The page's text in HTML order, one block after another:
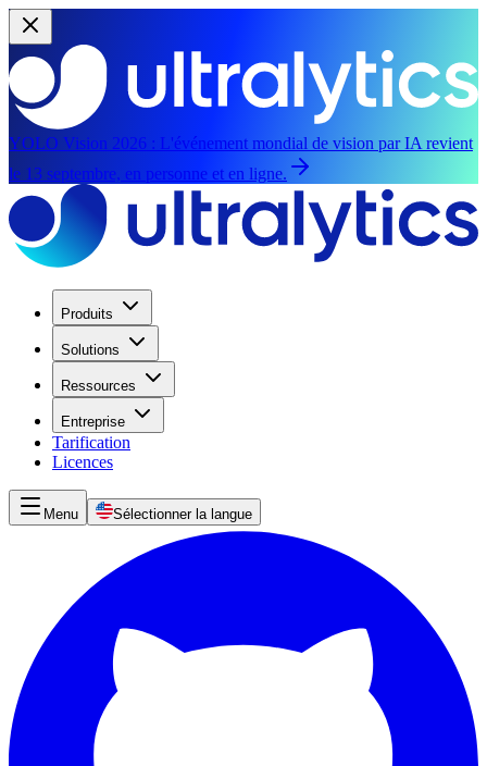
YOLO Vision 2026 : L'événement mondial de vision par IA revient
le 13 septembre, en personne et en ligne.
Produits
Solutions
Ressources
Entreprise
Tarification
Licences
Menu Sélectionner la langue